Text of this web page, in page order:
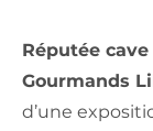
Réputée
Gourmands
d’une